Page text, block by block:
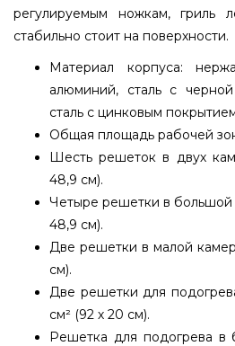
регулируемым ножкам, гриль
стабильно стоит на поверхности.
Материал корпуса:
алюминий, сталь с
сталь с цинковым
Общая площадь рабочей
Шесть решеток в двух
48,9 см).
Четыре решетки в большой
48,9 см).
Две решетки в малой
см).
Две решетки для
см² (92 х 20 см).
Решетка для подогрева в